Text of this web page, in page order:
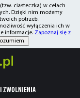
ciasteczka) w celach
Dzięki nim możemy
potrzeb.
wyłączenia ich w
informacje. Zapoznaj się z
ZWOLNIENIA